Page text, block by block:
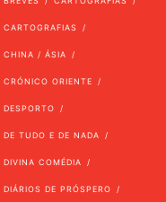
CARTOGRAFIAS
CHINA / ÁSIA
CRÓNICO ORIENTE
DESPORTO
DE TUDO E DE NADA
DIVINA COMÉDIA
DIÁRIOS DE PRÓSPERO